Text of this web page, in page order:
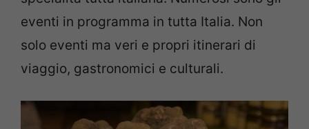
eventi in programma in tutta Italia. Non
solo eventi ma veri e propri itinerari di
viaggio, gastronomici e culturali.